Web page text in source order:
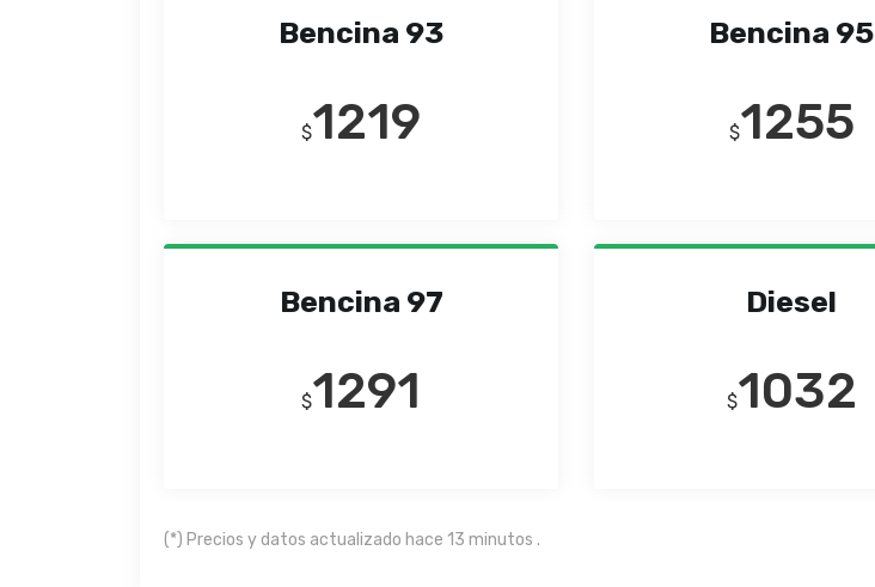
Bencina 93
$1219
Bencina 95
$1255
Bencina 97
$1291
Diesel
$1032
(*) Precios y datos actualizado hace 13 minutos .